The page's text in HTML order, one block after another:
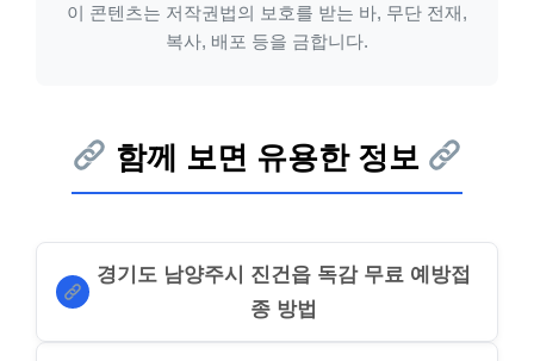
이 콘텐츠는 저작권법의 보호를 받는 바, 무단 전재,
복사, 배포 등을 금합니다.
함께 보면 유용한 정보
경기도 남양주시 진건읍 독감 무료 예방접
종 방법